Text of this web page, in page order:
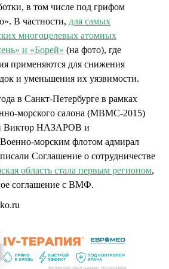
в том числе под грифом
В частности, для самых
многоцелевых атомных
и «Борей» (на фото), где
применяются для снижения
и уменьшения их уязвимости.
в Санкт-Петербурге в рамках
морского салона (МВМС-2015)
Виктор НАЗАРОВ и
морским флотом адмирал
Соглашение о сотрудничестве
область стала первым регионом,
соглашение с ВМФ.